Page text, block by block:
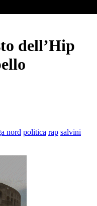
dell’Hip
nord politica rap salvini